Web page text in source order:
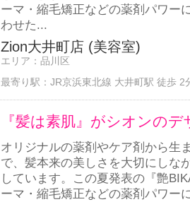
ーマ・縮毛矯正などの薬剤パワー
わせた...
Zion大井町店 (美容室)
エリア： 品川区
最寄り駅： JR京浜東北線 大井町駅 徒歩 2
『髪は素肌』がシオンの
オリジナルの薬剤やケア剤から生
で、髪本来の美しさを大切にしな
しています。この夏発表の『艶
ーマ・縮毛矯正などの薬剤パワー